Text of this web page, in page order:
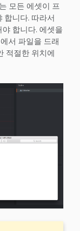
모든 에셋이 프
합니다. 따라서
합니다. 에셋을
서 파일을 드래
적절한 위치에